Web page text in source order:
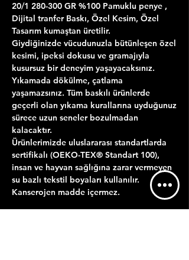
20/1 280-300 GR %100 Pamuklu penye ,
Dijital tranfer Baskı, Özel Kesim, Özel
Tasarım kumaştan üretilir.
Giydiğinizde vücudunuzla bütünleşen özel
kesimi, ipeksi dokusu ve gramajıyla
kusursuz bir deneyim yaşayacaksınız.
Yıkamada dökülme, çatlama
yaşamazsınız. Tüm baskılı ürünlerde
geçerli olan yıkama kurallarına uyduğunuz
sürece uzun seneler bozulmadan
kalacaktır.
Ürünlerimizde uluslararası standartlarda
sertifikalı (OEKO-TEX® Standart 100),
insan ve hayvan sağlığına zarar vermeyen
su bazlı tekstil boyaları kullanılır.
Kanserojen madde içermez.